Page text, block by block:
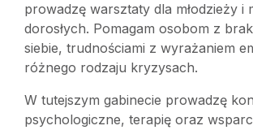
prowadzę warsztaty dla młodzieży i
dorosłych. Pomagam osobom z
siebie, trudnościami z wyrażaniem
różnego rodzaju kryzysach.
W tutejszym gabinecie prowadzę
psychologiczne, terapię oraz